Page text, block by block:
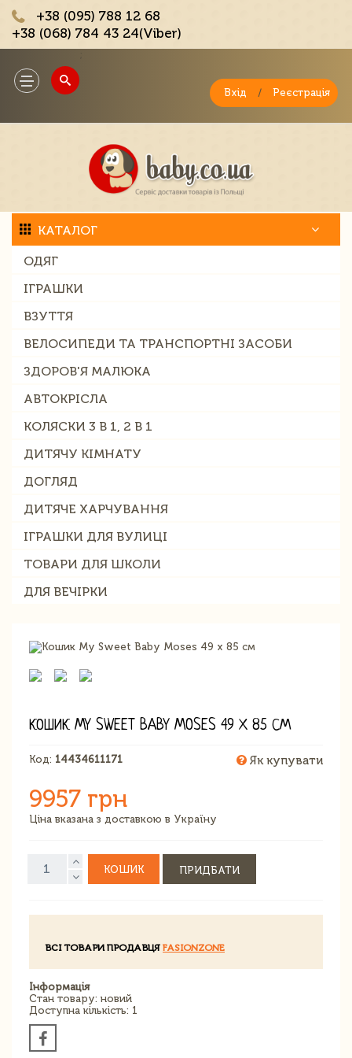
+38 (095) 788 12 68
+38 (068) 784 43 24(Viber)
Toggle
navigation
Вхід / Реєстрація
КАТАЛОГ
ОДЯГ
ІГРАШКИ
ВЗУТТЯ
ВЕЛОСИПЕДИ ТА ТРАНСПОРТНІ ЗАСОБИ
ЗДОРОВ'Я МАЛЮКА
АВТОКРІСЛА
КОЛЯСКИ 3 В 1, 2 В 1
ДИТЯЧУ КІМНАТУ
ДОГЛЯД
ДИТЯЧЕ ХАРЧУВАННЯ
ІГРАШКИ ДЛЯ ВУЛИЦІ
ТОВАРИ ДЛЯ ШКОЛИ
ДЛЯ ВЕЧІРКИ
КОШИК MY SWEET BABY MOSES 49 Х 85 СМ
Код: 14434611171 Як купувати
9957 грн
Ціна вказана з доставкою в Україну
КОШИК ПРИДБАТИ
ВСІ ТОВАРИ ПРОДАВЦЯ FASIONZONE
Інформація
Стан товару: новий
Доступна кількість: 1